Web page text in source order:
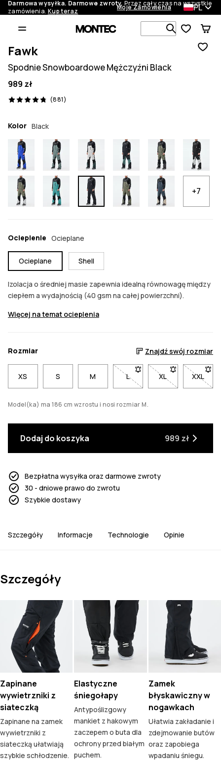
Darmowa wysyłka. Darmowe zwroty. Przez cały czas na wszystkie
zamówienia. Kup teraz Moje Zamówienia PL
Szukaj w 1
Fawk
Spodnie Snowboardowe Mężczyźni Black
989 zł
(881)
881 recenzje, 4.8/5
Kolor Black
+7
Ocieplenie Ocieplane
Ocieplane Shell
Izolacja o średniej masie zapewnia idealną równowagę między
ciepłem a wydajnością (40 gsm na całej powierzchni).
Więcej na temat ocieplenia
Rozmiar Znajdź swój rozmiar
XS S M L- Rozmiar L niedostępny.
XL- Rozmiar XL
XXL
-
Model(ka) ma 186 cm wzrostu i nosi rozmiar M.
Dodaj do koszyka 989 zł
Bezpłatna wysyłka oraz darmowe zwroty
30 - dniowe prawo do zwrotu
Szybkie dostawy
Szczegóły Informacje Technologie Opinie
Szczegóły
Zapinane
wywietrzniki z
siateczką
Zapinane na zamek
wywietrzniki z
siateczką ułatwiają
szybkie schłodzenie.
Elastyczne
śniegołapy
Antypoślizgowy
mankiet z hakowym
zaczepem o buta dla
ochrony przed białym
puchem.
Zamek
błyskawiczny w
nogawkach
Ułatwia zakładanie i
zdejmowanie butów
oraz zapobiega
wpadaniu śniegu.